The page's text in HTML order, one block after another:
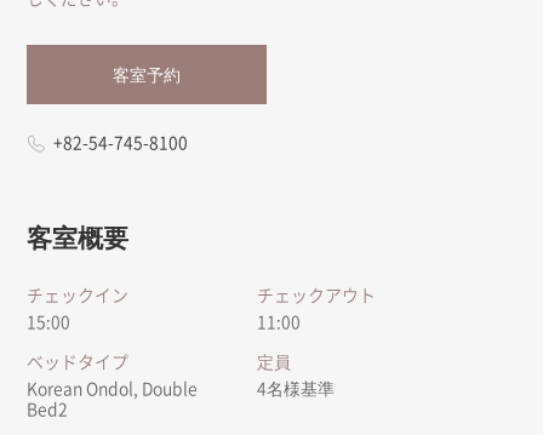
客室予約
+82-54-745-8100
客室概要
チェックイン
15:00
チェックアウト
11:00
ベッドタイプ
Korean Ondol, Double
Bed2
定員
4名様基準